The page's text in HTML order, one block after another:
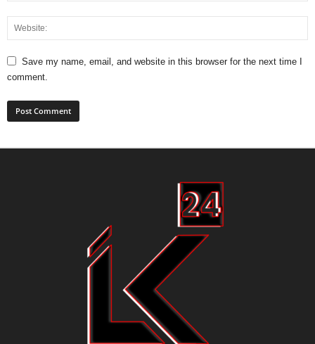
Save my name, email, and website in this browser for the next time I
comment.